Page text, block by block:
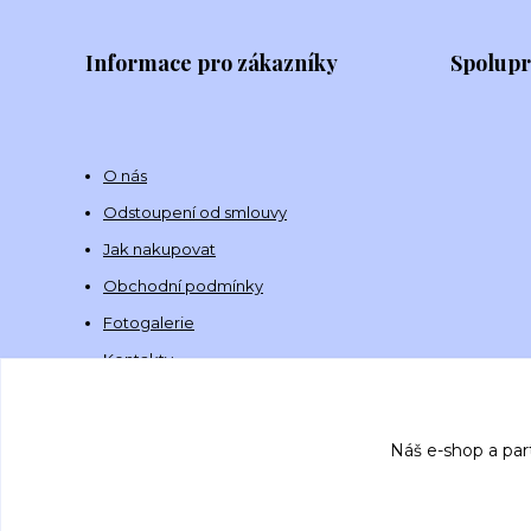
Informace pro zákazníky
O nás
Odstoupení od smlouvy
Jak nakupovat
Obchodní podmínky
Fotogalerie
Kontakty
Náš e-shop a